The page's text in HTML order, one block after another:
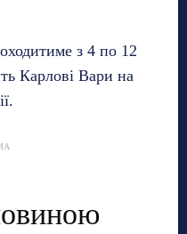
з 4 по 12
Карлові Вари на